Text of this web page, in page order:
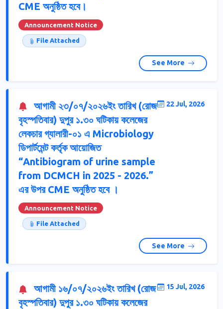
CME অনুষ্ঠিত হবে।
Announcement Notice
File Attached
See More
আগামী ২৩/০৭/২০২৬ইং তারিখ (রোজ
বৃহস্পতিবার) দুপুর ১.৩০ ঘটিকায় কলেজের
লেকচার গ্যালারী-০১ এ Microbiology
ডিপার্টমেন্ট কর্তৃক আয়োজিত
“Antibiogram of urine sample
from DCMCH in 2025 - 2026.”
এর উপর CME অনুষ্ঠিত হবে ।
Announcement Notice
File Attached
22 Jul, 2026
See More
আগামী ১৬/০৭/২০২৬ইং তারিখ (রোজ
বৃহস্পতিবার) দুপুর ১.৩০ ঘটিকায় কলেজের
15 Jul, 2026